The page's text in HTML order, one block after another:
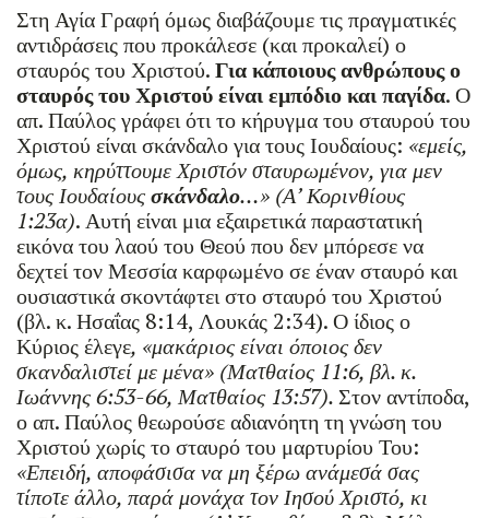
Στη Αγία Γραφή όμως διαβάζουμε τις πραγματικές
αντιδράσεις που προκάλεσε (και προκαλεί) ο
σταυρός του Χριστού.Για κάποιους ανθρώπους ο
σταυρός του Χριστού είναι εμπόδιο και παγίδα. Ο
απ. Παύλος γράφει ότι το κήρυγμα του σταυρού του
Χριστού είναι σκάνδαλο για τους Ιουδαίους: «εμείς,
όμως, κηρύττουμε Χριστόν σταυρωμένον, για μεν
τους Ιουδαίουςσκάνδαλο…» (Α’ Κορινθίους
1:23α). Αυτή είναι μια εξαιρετικά παραστατική
εικόνα του λαού του Θεού που δεν μπόρεσε να
δεχτεί τον Μεσσία καρφωμένο σε έναν σταυρό και
ουσιαστικά σκοντάφτει στο σταυρό του Χριστού
(βλ. κ. Ησαΐας 8:14, Λουκάς 2:34). Ο ίδιος ο
Κύριος έλεγε, «μακάριος είναι όποιος δεν
σκανδαλιστεί με μένα» (Ματθαίος 11:6, βλ. κ.
Ιωάννης 6:53-66, Ματθαίος 13:57).Στον αντίποδα,
ο απ. Παύλος θεωρούσε αδιανόητη τη γνώση του
Χριστού χωρίς το σταυρό του μαρτυρίου Του:
«Επειδή, αποφάσισα να μη ξέρω ανάμεσά σας
τίποτε άλλο, παρά μονάχα τον Ιησού Χριστό, κι